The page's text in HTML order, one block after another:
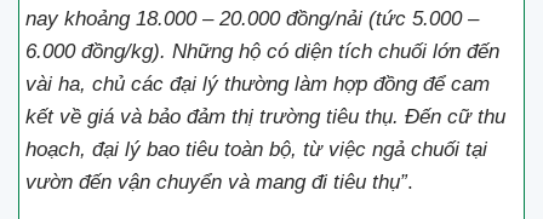
nay khoảng 18.000 – 20.000 đồng/nải (tức 5.000 –
6.000 đồng/kg). Những hộ có diện tích chuối lớn đến
vài ha, chủ các đại lý thường làm hợp đồng để cam
kết về giá và bảo đảm thị trường tiêu thụ. Đến cữ thu
hoạch, đại lý bao tiêu toàn bộ, từ việc ngả chuối tại
vườn đến vận chuyển và mang đi tiêu thụ”.